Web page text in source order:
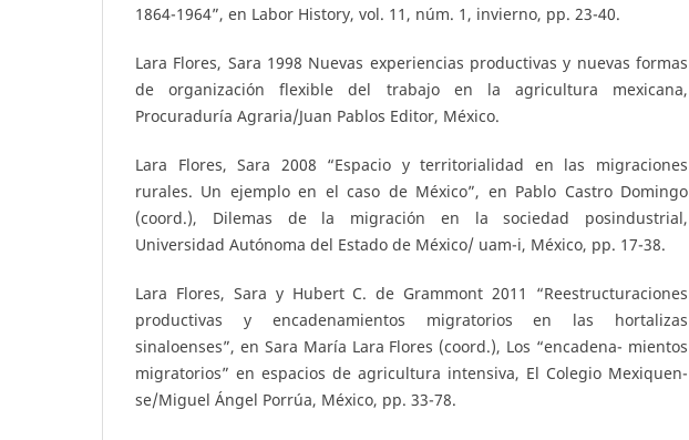
1864-1964”, en Labor History, vol. 11, núm. 1, invierno, pp. 23-40.
Lara Flores, Sara 1998 Nuevas experiencias productivas y nuevas formas
de organización flexible del trabajo en la agricultura mexicana,
Procuraduría Agraria/Juan Pablos Editor, México.
Lara Flores, Sara 2008 “Espacio y territorialidad en las migraciones
rurales. Un ejemplo en el caso de México”, en Pablo Castro Domingo
(coord.), Dilemas de la migración en la sociedad posindustrial,
Universidad Autónoma del Estado de México/ uam-i, México, pp. 17-38.
Lara Flores, Sara y Hubert C. de Grammont 2011 “Reestructuraciones
productivas y encadenamientos migratorios en las hortalizas
sinaloenses”, en Sara María Lara Flores (coord.), Los “encadena- mientos
migratorios” en espacios de agricultura intensiva, El Colegio Mexiquen-
se/Miguel Ángel Porrúa, México, pp. 33-78.